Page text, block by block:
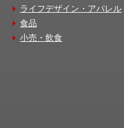
ライフデザイン・アパレル
食品
小売・飲食